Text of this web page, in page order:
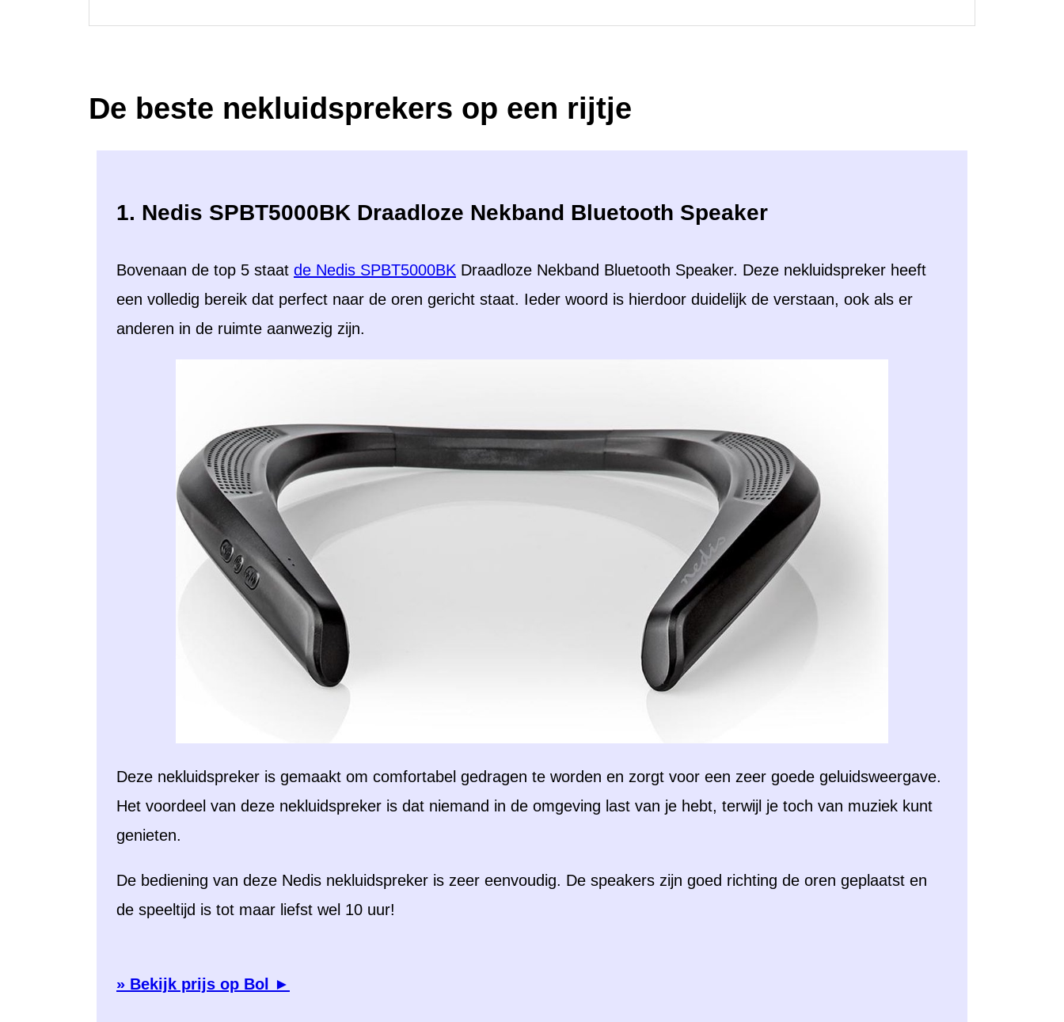
De beste nekluidsprekers op een rijtje
1. Nedis SPBT5000BK Draadloze Nekband Bluetooth Speaker
Bovenaan de top 5 staat de Nedis SPBT5000BK Draadloze Nekband Bluetooth Speaker. Deze nekluidspreker heeft
een volledig bereik dat perfect naar de oren gericht staat. Ieder woord is hierdoor duidelijk de verstaan, ook als er
anderen in de ruimte aanwezig zijn.
Deze nekluidspreker is gemaakt om comfortabel gedragen te worden en zorgt voor een zeer goede geluidsweergave.
Het voordeel van deze nekluidspreker is dat niemand in de omgeving last van je hebt, terwijl je toch van muziek kunt
genieten.
De bediening van deze Nedis nekluidspreker is zeer eenvoudig. De speakers zijn goed richting de oren geplaatst en
de speeltijd is tot maar liefst wel 10 uur!
» Bekijk prijs op Bol ►